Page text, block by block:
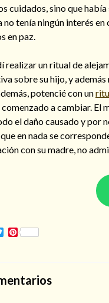
cuidados, sino que
no tenía ningún interés en
en paz.
realizar un ritual de
sobre su hijo, y además
potencié con un
a cambiar. El
el daño causado y por
en nada se
con su madre, no
Twitter
Pinterest